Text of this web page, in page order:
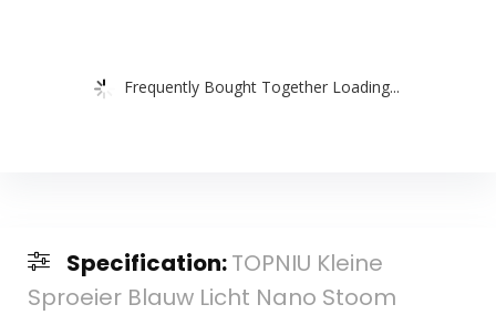
Frequently Bought Together Loading...
Specification:TOPNIU Kleine
Sproeier Blauw Licht Nano Stoom